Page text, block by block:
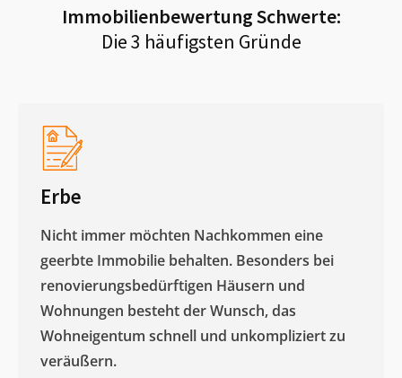
ImmobilienbewertungSchwerte:
Die 3 häufigsten Gründe
Erbe
Nicht immer möchten Nachkommen eine
geerbte Immobilie behalten. Besonders bei
renovierungsbedürftigen Häusern und
Wohnungen besteht der Wunsch, das
Wohneigentum schnell und unkompliziert zu
veräußern. ​